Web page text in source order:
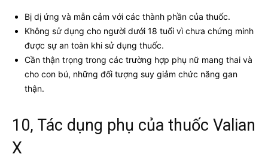
Bị dị ứng và mẫn cảm với các thành phần của thuốc.
Không sử dụng cho người dưới 18 tuổi vì chưa chứng minh
được sự an toàn khi sử dụng thuốc.
Cần thận trọng trong các trường hợp phụ nữ mang thai và
cho con bú, những đối tượng suy giảm chức năng gan
thận.
10, Tác dụng phụ của thuốc Valian
X